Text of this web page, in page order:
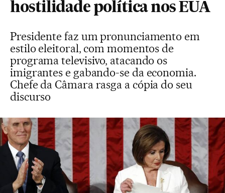
hostilidade política nos EUA
Presidente faz um pronunciamento em
estilo eleitoral, com momentos de
programa televisivo, atacando os
imigrantes e gabando-se da economia.
Chefe da Câmara rasga a cópia do seu
discurso